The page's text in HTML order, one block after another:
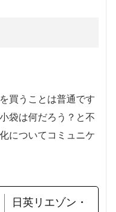
買うことは普通です
袋は何だろう？と不
についてコミュニケ
日英リエゾン・